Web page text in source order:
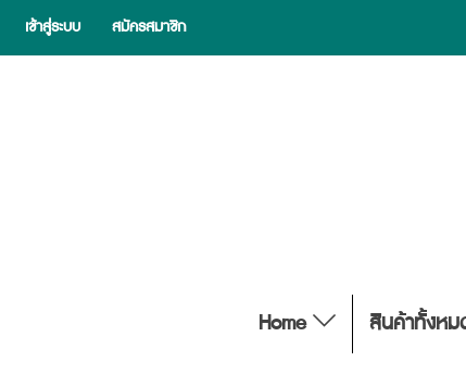
เข้าสู่ระบบ สมัครสมาชิก
Home สินค้าทั้งหม